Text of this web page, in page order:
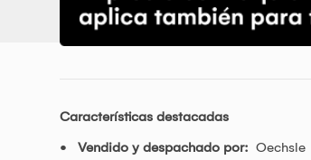
Características destacadas
Vendido y despachado por: Oechsle